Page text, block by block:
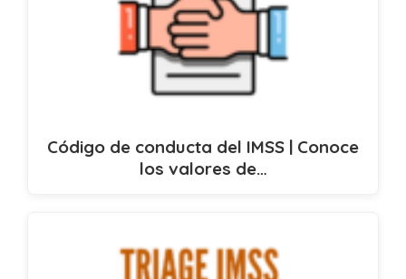
Código de conducta del IMSS | Conoce
los valores de…